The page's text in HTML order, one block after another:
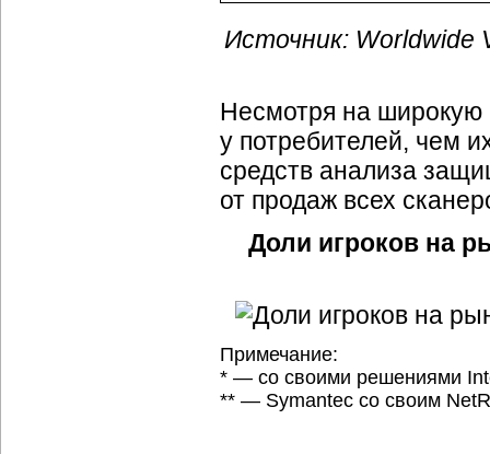
Источник: Worldwide
Несмотря на широкую
у потребителей, чем
средств анализа
от продаж всех
Доли игроков на
Примечание:
* — со своими решениями
** — Symantec со своим